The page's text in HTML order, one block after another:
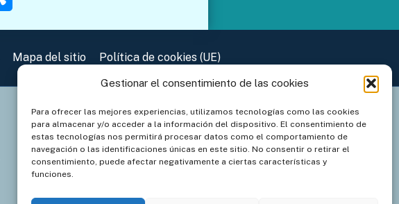
Gestionar el consentimiento de las cookies
Para ofrecer las mejores experiencias, utilizamos tecnologías como las cookies
para almacenar y/o acceder a la información del dispositivo. El consentimiento de
estas tecnologías nos permitirá procesar datos como el comportamiento de
navegación o las identificaciones únicas en este sitio. No consentir o retirar el
consentimiento, puede afectar negativamente a ciertas características y
funciones.
Mapa del sitio Política de cookies (UE)
Societat Catalana de